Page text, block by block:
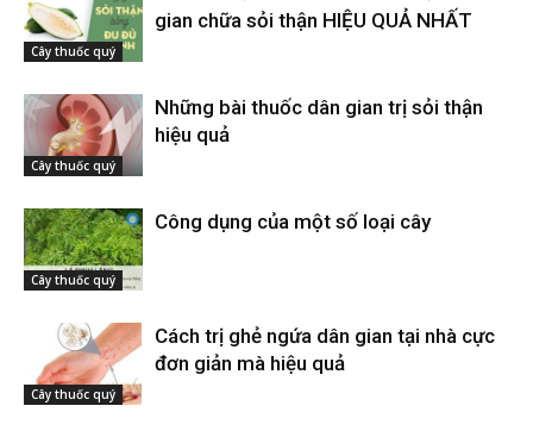
Cây thuốc quý
gian chữa sỏi thận HIỆU QUẢ NHẤT
Cây thuốc quý
Những bài thuốc dân gian trị sỏi thận
hiệu quả
Cây thuốc quý
Công dụng của một số loại cây
Cây thuốc quý
Cách trị ghẻ ngứa dân gian tại nhà cực
đơn giản mà hiệu quả